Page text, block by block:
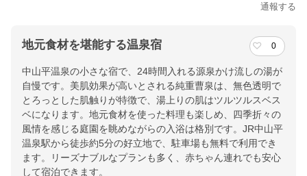
通報する
地元食材を堪能する温泉宿 0
中山平温泉の小さな宿で、24時間入れる源泉かけ流しの湯が
自慢です。美肌効果が高いとされる純重曹泉は、無色透明で
とろっとした肌触りが特徴で、湯上りの肌はツルツルスベス
ベになります。地元食材を使った料理も楽しめ、四季折々の
風情を感じる庭園を眺めながらの入浴は格別です。JR中山平
温泉駅から徒歩約5分の好立地で、駐車場も無料で利用でき
ます。リーズナブルなプランも多く、赤ちゃん連れでも安心
して宿泊できます。